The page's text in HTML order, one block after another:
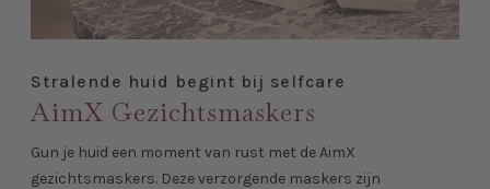
Stralende huid begint bij selfcare
AimX Gezichtsmaskers
Gun je huid een moment van rust met de AimX
gezichtsmaskers. Deze verzorgende maskers zijn